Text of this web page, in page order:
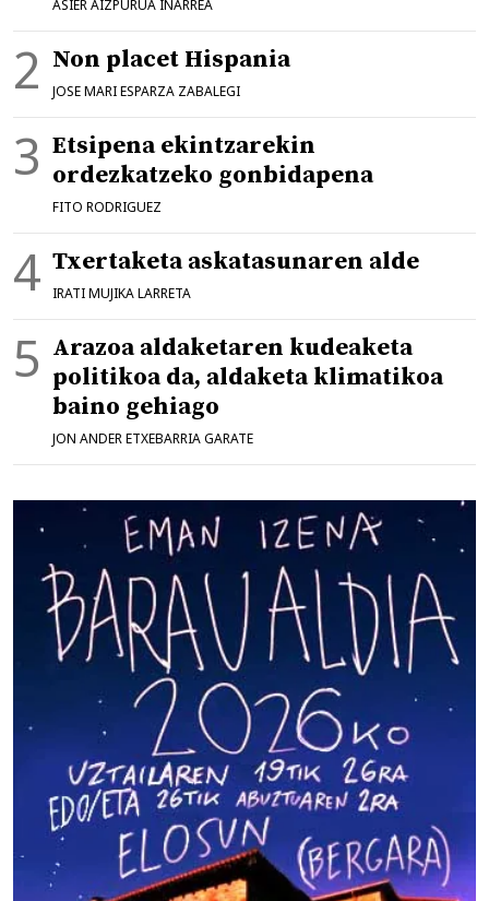
ASIER AIZPURUA IÑARREA
Non placet Hispania
JOSE MARI ESPARZA ZABALEGI
Etsipena ekintzarekin
ordezkatzeko gonbidapena
FITO RODRIGUEZ
Txertaketa askatasunaren alde
IRATI MUJIKA LARRETA
Arazoa aldaketaren kudeaketa
politikoa da, aldaketa klimatikoa
baino gehiago
JON ANDER ETXEBARRIA GARATE